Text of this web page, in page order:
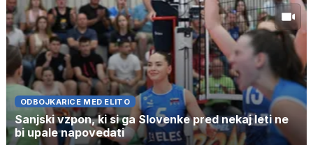
ODBOJKARICE MED ELITO
Sanjski vzpon, ki si ga Slovenke pred nekaj leti ne
bi upale napovedati